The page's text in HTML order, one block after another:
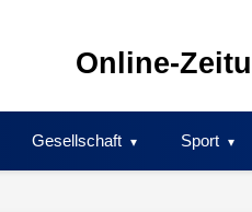
Online-
Gesellschaft Sport